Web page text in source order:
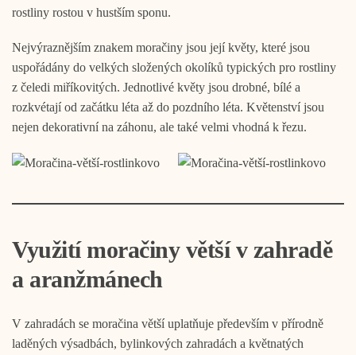
rostliny rostou v hustším sponu.
Nejvýraznějším znakem moračiny jsou její květy, které jsou
uspořádány do velkých složených okolíků typických pro rostliny
z čeledi miříkovitých. Jednotlivé květy jsou drobné, bílé a
rozkvétají od začátku léta až do pozdního léta. Květenství jsou
nejen dekorativní na záhonu, ale také velmi vhodná k řezu.
Využití moračiny větší v zahradě
a aranžmánech
V zahradách se moračina větší uplatňuje především v přírodně
laděných výsadbách, bylinkových zahradách a květnatých